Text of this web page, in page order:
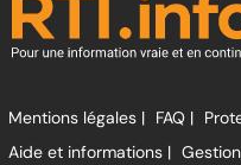
Mentions légales | FAQ |
Aide et informations |